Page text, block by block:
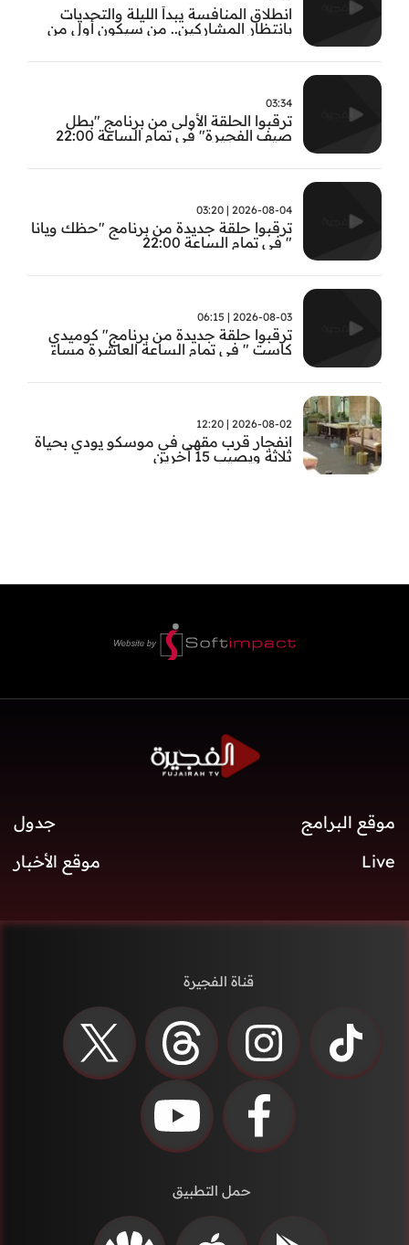
انطلاق المنافسة يبدأ الليلة والتحديات
بانتظار المشاركين.. من سيكون أول من
تابعوا الحلقة الأولى الساعة 22:00 على قناة
03:34
ترقبوا الحلقة الأولى من برنامج "بطل
صيف الفجيرة" في تمام الساعة 22:00
2026-08-04 | 03:20
ترقبوا حلقة جديدة من برنامج "حظك ويانا
" في تمام الساعة 22:00
2026-08-03 | 06:15
ترقبوا حلقة جديدة من برنامج" كوميدي
كاست " في تمام الساعة العاشرة مساء
2026-08-02 | 12:20
انفجار قرب مقهى في موسكو يودي بحياة
ثلاثة ويصيب 15 آخرين
موقع البرامج
جدول
Live
موقع الأخبار
قناة الفجيرة
حمل التطبيق